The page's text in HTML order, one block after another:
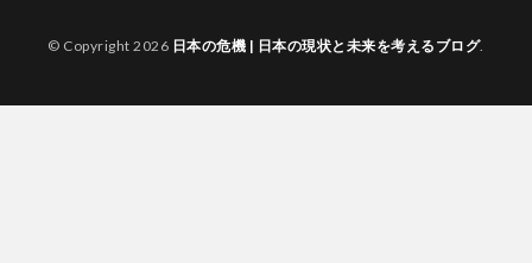
© Copyright 2026 日本の危機 | 日本の現状と未来を考えるブログ.